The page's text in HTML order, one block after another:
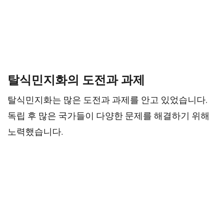
탈식민지화의 도전과 과제
탈식민지화는 많은 도전과 과제를 안고 있었습니다.
독립 후 많은 국가들이 다양한 문제를 해결하기 위해
노력했습니다.